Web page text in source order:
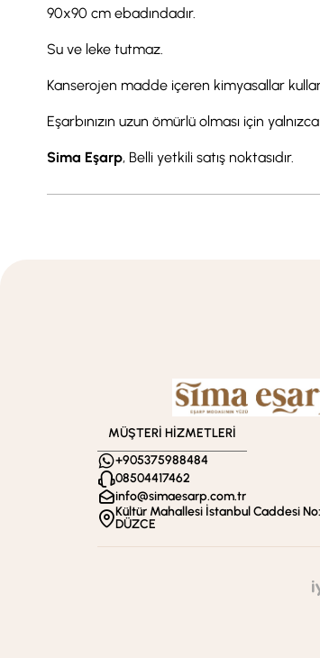
90x90 cm ebadındadır.
Su ve leke tutmaz.
Kanserojen madde içeren kimyasallar
Eşarbınızın uzun ömürlü olması için
Sima Eşarp, Belli yetkili satış noktasıdır.
MÜŞTERİ HİZMETLERİ
+905375988484
08504417462
info@simaesarp.com.tr
Kültür Mahallesi İstanbul Caddesi
DÜZCE